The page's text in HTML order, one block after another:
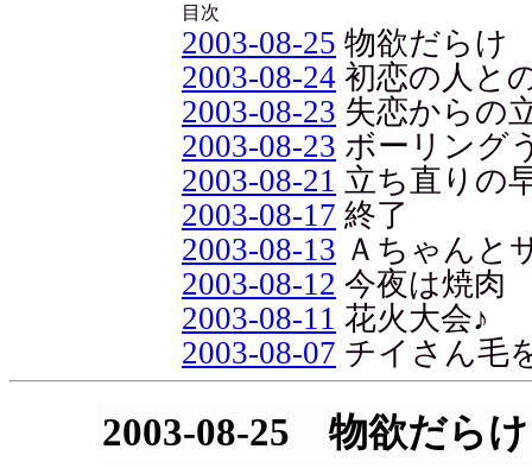
目次
2003-08-25 物欲だらけ
2003-08-24 初恋の人と
2003-08-23 失恋からの
2003-08-23 ボーリング
2003-08-21 立ち直りの
2003-08-17 終了
2003-08-13 Ａちゃんと
2003-08-12 今夜は焼肉
2003-08-11 花火大会♪
2003-08-07 チイさん毛
2003-08-25 物欲だらけ